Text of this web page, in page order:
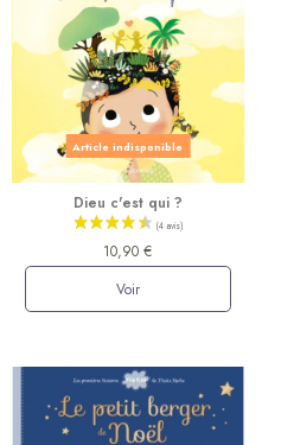
Article indisponible
Dieu c'est qui ?
10,90 €
Voir